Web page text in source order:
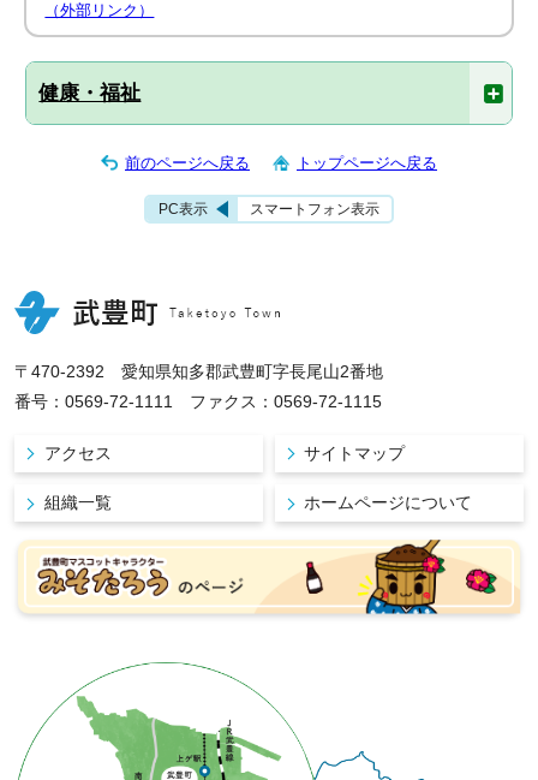
（外部リンク）
健康・福祉
前のページへ戻る トップページへ戻る
PC表示 スマートフォン表示
〒470-2392 愛知県知多郡武豊町字長尾山2番地
番号：0569-72-1111 ファクス：0569-72-1115
アクセス サイトマップ
組織一覧 ホームページについて